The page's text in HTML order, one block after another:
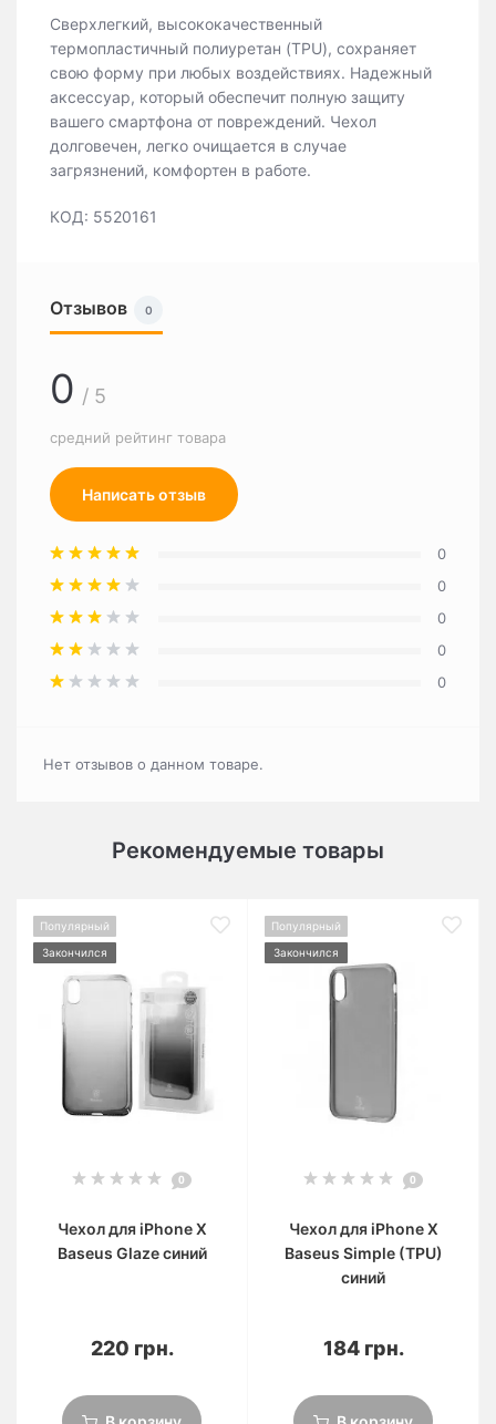
Сверхлегкий, высококачественный
термопластичный полиуретан (TPU), сохраняет
свою форму при любых воздействиях. Надежный
аксессуар, который обеспечит полную защиту
вашего смартфона от повреждений. Чехол
долговечен, легко очищается в случае
загрязнений, комфортен в работе.
КОД: 5520161
Отзывов 0
0 / 5
средний рейтинг товара
Написать отзыв
0
0
0
0
0
Нет отзывов о данном товаре.
Рекомендуемые товары
Популярный
Закончился
0
Чехол для iPhone X
Baseus Glaze синий
220 грн.
Популярный
Закончился
0
Чехол для iPhone X
Baseus Simple (TPU)
синий
184 грн.